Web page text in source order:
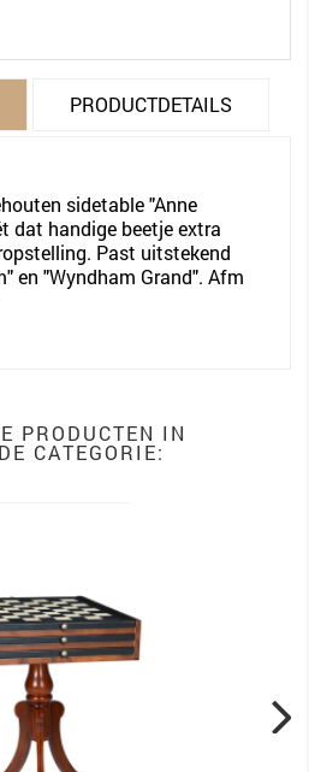
PRODUCTDETAILS
sidetable "Anne
dat handige beetje extra
Past uitstekend
en "Wyndham Grand". Afm
PRODUCTEN IN
CATEGORIE: